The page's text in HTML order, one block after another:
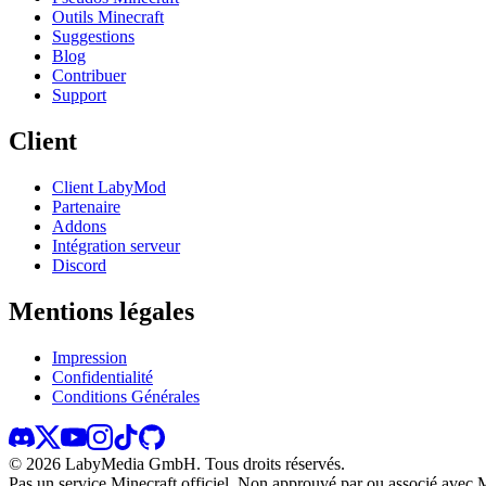
Outils Minecraft
Suggestions
Blog
Contribuer
Support
Client
Client LabyMod
Partenaire
Addons
Intégration serveur
Discord
Mentions légales
Impression
Confidentialité
Conditions Générales
© 2026 LabyMedia GmbH. Tous droits réservés.